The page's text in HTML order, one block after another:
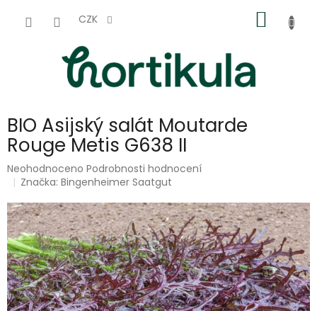
CZK
KOŠÍK
BIO Asijský salát Moutarde
Rouge Metis G638 II
Průměrné
hodnocení
je
0,0
z
5
hvězdiček.
Neohodnoceno Podrobnosti hodnocení
Značka:Bingenheimer Saatgut